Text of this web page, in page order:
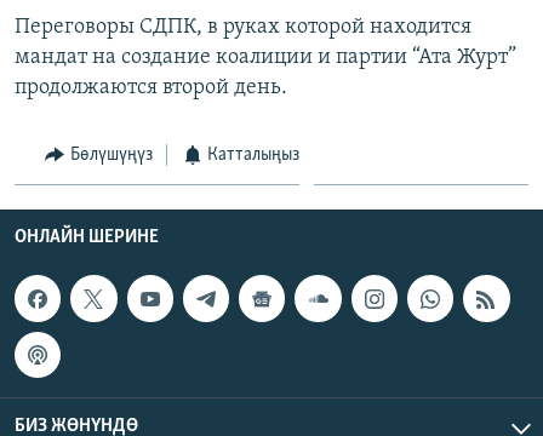
ЭЕ/АРнун бардык сайттары
Переговоры СДПК, в руках которой находится
мандат на создание коалиции и партии “Ата Журт”
продолжаются второй день.
Бөлүшүңүз Катталыңыз
ОНЛАЙН ШЕРИНЕ
БИЗ ЖӨНҮНДӨ